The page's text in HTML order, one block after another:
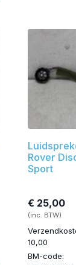
Rover
Sport
€ 25,00
(inc. BTW)
10,00
BM-code: